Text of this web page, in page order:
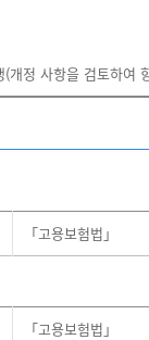
개정 사항을 검토하여
「고용보험법」
「고용보험법」